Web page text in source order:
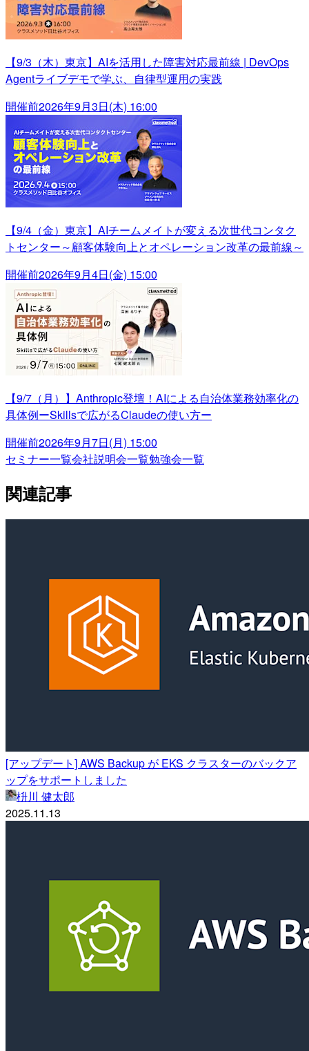
【9/3（木）東京】AIを活用した障害対応最前線 | DevOps
Agentライブデモで学ぶ、自律型運用の実践
開催前2026年9月3日(木) 16:00
【9/4（金）東京】AIチームメイトが変える次世代コンタク
トセンター～顧客体験向上とオペレーション改革の最前線～
開催前2026年9月4日(金) 15:00
【9/7（月）】Anthropic登壇！AIによる自治体業務効率化の
具体例ーSkillsで広がるClaudeの使い方ー
開催前2026年9月7日(月) 15:00
セミナー一覧会社説明会一覧勉強会一覧
関連記事
[アップデート] AWS Backup が EKS クラスターのバックア
ップをサポートしました
枡川 健太郎
2025.11.13